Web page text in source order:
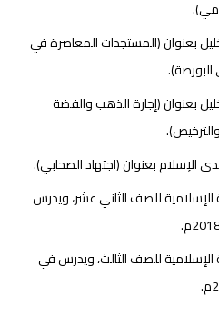
بعنوان (المستجدات المعاصرة في
بعنوان (إجارة الذهب والفضة
الإسلام بعنوان (اجتهاد الصحابي).
الإسلامية للصف الثاني عشر، ويدرس
الإسلامية للصف الثالث، ويدرس في